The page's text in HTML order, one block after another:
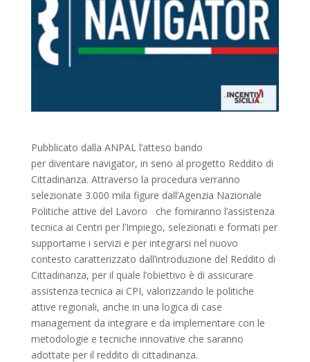
Pubblicato dalla ANPAL l’atteso bando
per diventare navigator, in seno al progetto Reddito di
Cittadinanza. Attraverso la procedura verranno
selezionate 3.000 mila figure dall’Agenzia Nazionale
Politiche attive del Lavoro che forniranno l’assistenza
tecnica ai Centri per l’Impiego, selezionati e formati per
supportarne i servizi e per integrarsi nel nuovo
contesto caratterizzato dall’introduzione del Reddito di
Cittadinanza, per il quale l’obiettivo è di assicurare
assistenza tecnica ai CPI, valorizzando le politiche
attive regionali, anche in una logica di case
management da integrare e da implementare con le
metodologie e tecniche innovative che saranno
adottate per il reddito di cittadinanza.